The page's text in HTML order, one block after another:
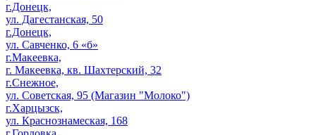
г.Донецк,
ул. Дагестанская, 50
г.Донецк,
ул. Савченко, 6 «б»
г.Макеевка,
г. Макеевка, кв. Шахтерский, 32
г.Снежное,
ул. Советская, 95 (Магазин "Молоко")
г.Харцызск,
ул. Краснознамеская, 168